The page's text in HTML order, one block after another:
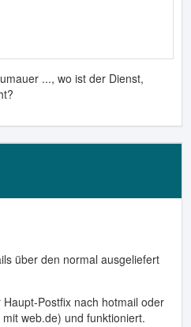
..., wo ist der Dienst,
über den normal ausgeliefert
Postfix nach hotmail oder
web.de) und funktioniert.